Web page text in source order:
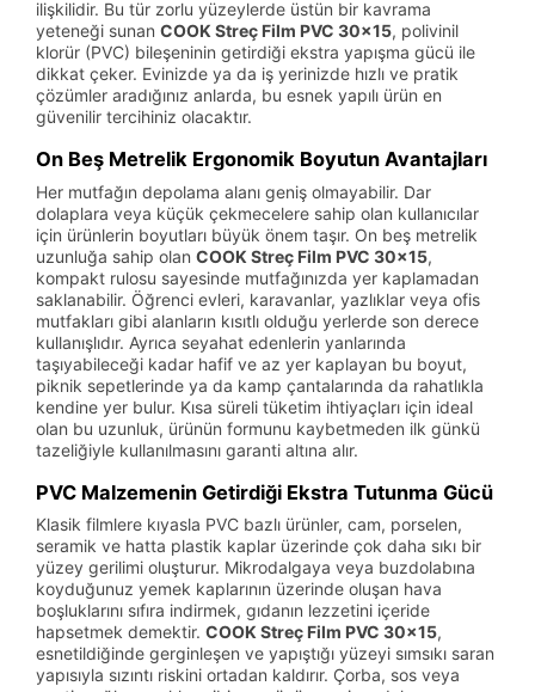
ilişkilidir. Bu tür zorlu yüzeylerde üstün bir kavrama
yeteneği sunan COOK Streç Film PVC 30x15, polivinil
klorür (PVC) bileşeninin getirdiği ekstra yapışma gücü ile
dikkat çeker. Evinizde ya da iş yerinizde hızlı ve pratik
çözümler aradığınız anlarda, bu esnek yapılı ürün en
güvenilir tercihiniz olacaktır.
On Beş Metrelik Ergonomik Boyutun Avantajları
Her mutfağın depolama alanı geniş olmayabilir. Dar
dolaplara veya küçük çekmecelere sahip olan kullanıcılar
için ürünlerin boyutları büyük önem taşır. On beş metrelik
uzunluğa sahip olan COOK Streç Film PVC 30x15,
kompakt rulosu sayesinde mutfağınızda yer kaplamadan
saklanabilir. Öğrenci evleri, karavanlar, yazlıklar veya ofis
mutfakları gibi alanların kısıtlı olduğu yerlerde son derece
kullanışlıdır. Ayrıca seyahat edenlerin yanlarında
taşıyabileceği kadar hafif ve az yer kaplayan bu boyut,
piknik sepetlerinde ya da kamp çantalarında da rahatlıkla
kendine yer bulur. Kısa süreli tüketim ihtiyaçları için ideal
olan bu uzunluk, ürünün formunu kaybetmeden ilk günkü
tazeliğiyle kullanılmasını garanti altına alır.
PVC Malzemenin Getirdiği Ekstra Tutunma Gücü
Klasik filmlere kıyasla PVC bazlı ürünler, cam, porselen,
seramik ve hatta plastik kaplar üzerinde çok daha sıkı bir
yüzey gerilimi oluşturur. Mikrodalgaya veya buzdolabına
koyduğunuz yemek kaplarının üzerinde oluşan hava
boşluklarını sıfıra indirmek, gıdanın lezzetini içeride
hapsetmek demektir. COOK Streç Film PVC 30x15,
esnetildiğinde gerginleşen ve yapıştığı yüzeyi sımsıkı saran
yapısıyla sızıntı riskini ortadan kaldırır. Çorba, sos veya